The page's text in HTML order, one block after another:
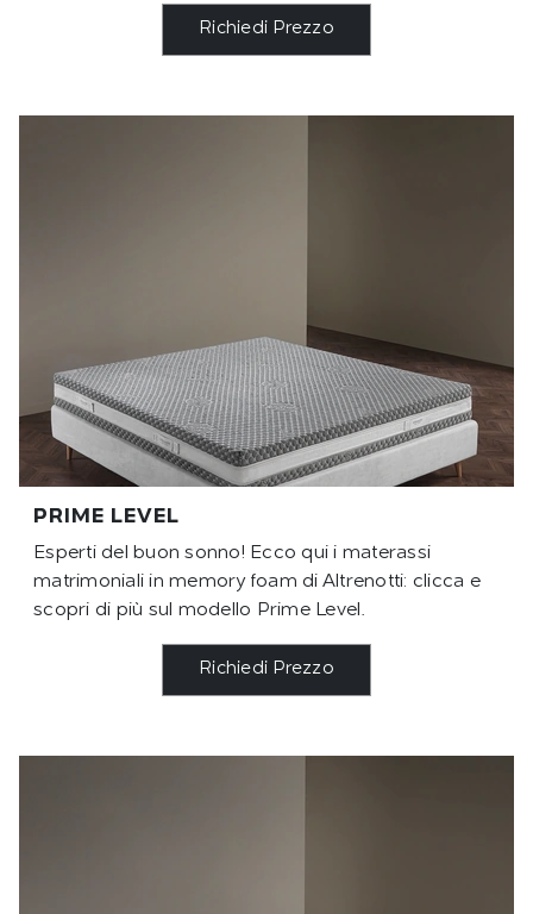
Richiedi Prezzo
PRIME LEVEL
Esperti del buon sonno! Ecco qui i materassi
matrimoniali in memory foam di Altrenotti: clicca e
scopri di più sul modello Prime Level.
Richiedi Prezzo